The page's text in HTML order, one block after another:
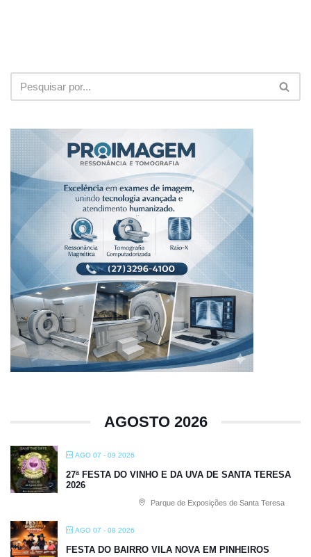
AGOSTO 2026
AGO 07 - 09 2026
27ª FESTA DO VINHO E DA UVA DE SANTA TERESA
2026
Parque de Exposições de Santa Teresa
AGO 07 - 08 2026
FESTA DO BAIRRO VILA NOVA EM PINHEIROS